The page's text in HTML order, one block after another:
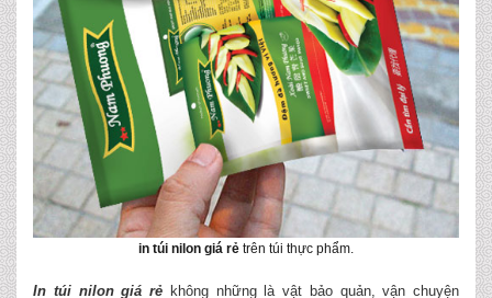
in túi nilon giá rẻ trên túi thực phẩm.
In túi nilon giá rẻ không những là vật bảo quản, vận chuyện